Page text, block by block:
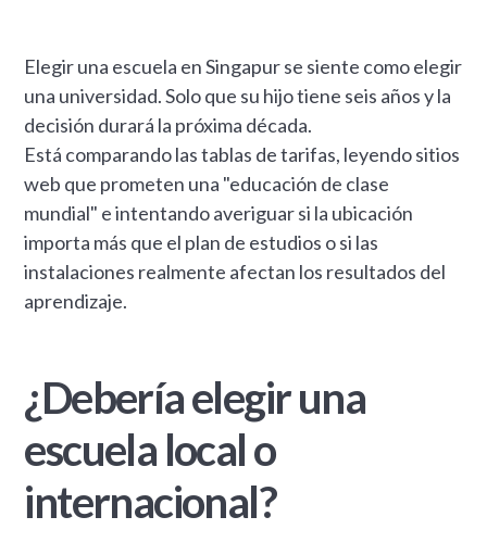
Elegir una escuela en Singapur se siente como elegir
una universidad. Solo que su hijo tiene seis años y la
decisión durará la próxima década.
Está comparando las tablas de tarifas, leyendo sitios
web que prometen una "educación de clase
mundial" e intentando averiguar si la ubicación
importa más que el plan de estudios o si las
instalaciones realmente afectan los resultados del
aprendizaje.
¿Debería elegir una
escuela local o
internacional?